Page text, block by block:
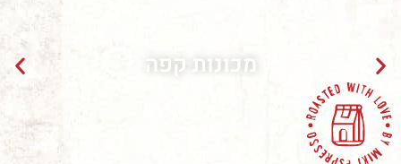
מכונות קפה